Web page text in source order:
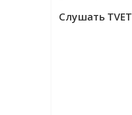
Слушать